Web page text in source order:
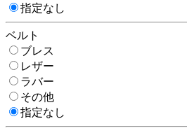
指定なし
ベルト
ブレス
レザー
ラバー
その他
指定なし